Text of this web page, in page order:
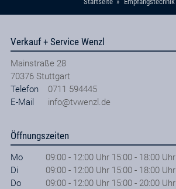
Verkauf + Service Wenzl
Mainstraße 28
70376 Stuttgart
Telefon
0711 594445
E-Mail
info@tvwenzl.de
Öffnungszeiten
Mo
09:00 - 12:00 Uhr 15:00 - 18:00 Uhr
Di
09:00 - 12:00 Uhr 15:00 - 18:00 Uhr
Do
09:00 - 12:00 Uhr 15:00 - 20:00 Uhr